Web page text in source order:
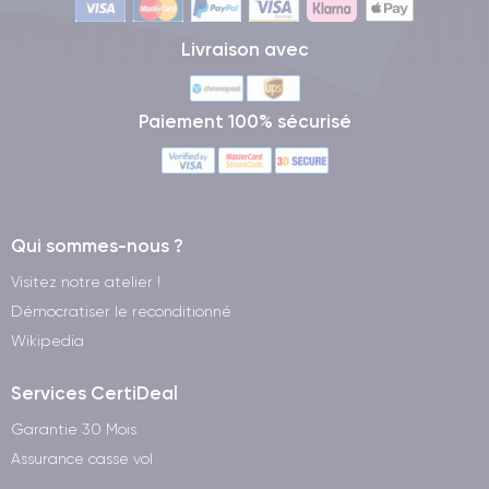
Livraison avec
Paiement 100% sécurisé
Qui sommes-nous ?
Visitez notre atelier !
Démocratiser le reconditionné
Wikipedia
Services CertiDeal
Garantie 30 Mois
Assurance casse vol